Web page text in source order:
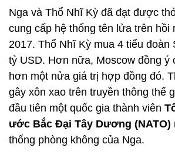
Nga và Thổ Nhĩ Kỳ đã đạt được
cung cấp hệ thống tên lửa trên hồi
2017. Thổ Nhĩ Kỳ mua 4 tiểu đoàn
tỷ USD. Hơn nữa, Moscow đồng ý
hơn một nửa giá trị hợp đồng đó.
gây xôn xao trên truyền thông thế
đầu tiên một quốc gia thành viên
ước Bắc Đại Tây Dương (NATO)
thống phòng không của Nga.